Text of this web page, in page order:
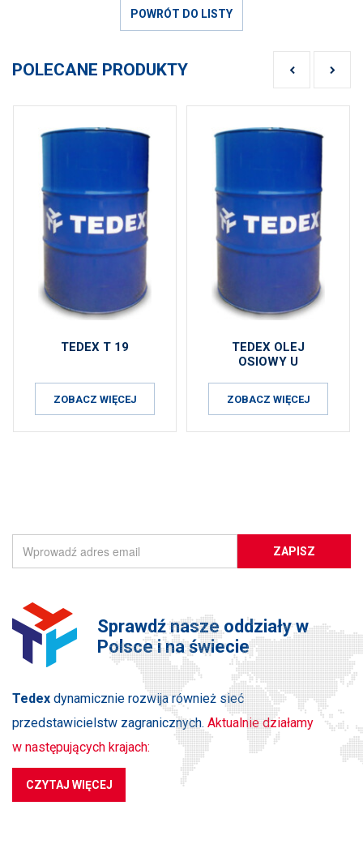
POWRÓT DO LISTY
POLECANE PRODUKTY
TEDEX T 19
ZOBACZ WIĘCEJ
TEDEX OLEJ
OSIOWY U
ZOBACZ WIĘCEJ
ZAPISZ
Sprawdź nasze oddziały w
Polsce i na świecie
Tedex dynamicznie rozwija również sieć
przedstawicielstw zagranicznych. Aktualnie działamy
w następujących krajach:
CZYTAJ WIĘCEJ